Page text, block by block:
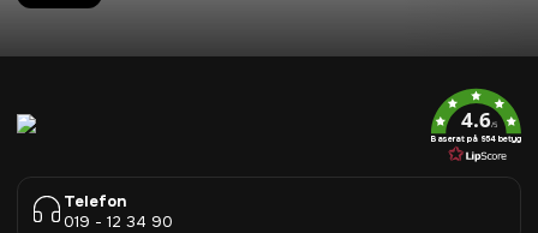
4.6/5
Baserat på 954 betyg
Telefon
019 - 12 34 90